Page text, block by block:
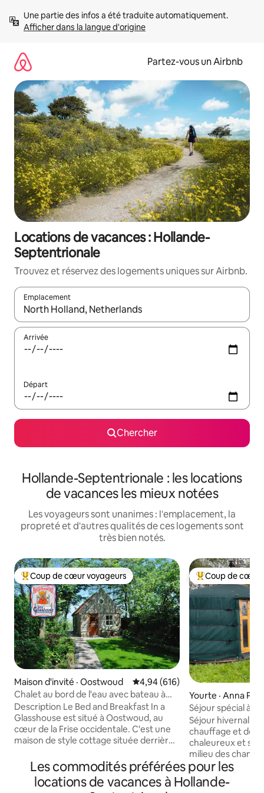
directement
Afficher dans la langue d'origine
Partez-vous un Airbnb
Locations de vacances : Hollande-
Septentrionale
Trouvez et réservez des logements uniques sur Airbnb.
Emplacement
Quand les résultats sont affichés, parcourez-les en utilisant
Arrivée
Départ
Chercher
Hollande-Septentrionale : les locations
de vacances les mieux notées
Les voyageurs sont unanimes : l'emplacement, la
propreté et d'autres qualités de ces logements sont
très bien notés.
Coup de cœur voyageurs parmi les plus aimés
Coup de cœur voyageurs
Maison d'invité · Oostwoud Note moyenne de 4,94 sur 5,
4,94 (616)
Chalet au bord de l'eau avec bateau à
moteur
Description Le Bed and Breakfast In a
Glasshouse est situé à Oostwoud, au
cœur de la Frise occidentale. C'est une
maison de style cottage située derrière
profond au bord de l'eau. Il est à louer en
tant que B&B mais aussi en tant que
maison de vacances pour une période
Coup de cœur
Coup de cœur
Yourte · Anna
Séjour spécial à
champs de bulbes
Séjour hivernal
chauffage et
chaleureux et
milieu des
seulement 15
plage se trouve
et romantique
Les commodités préférées pour les
locations de vacances à Hollande-